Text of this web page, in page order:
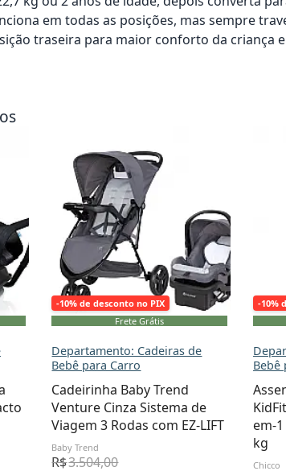
em todas as posições, mas sempre
traseira para maior conforto da criança
-10% de desconto no PIX
Frete Grátis
Departamento: Cadeiras de
Bebê para Carro
Cadeirinha Baby Trend
Venture Cinza Sistema de
Viagem 3 Rodas com EZ-LIFT
Adicionar ao carrinho
Baby Trend
R$3.504,00
-10%
Bebê
em-
kg
Chicco